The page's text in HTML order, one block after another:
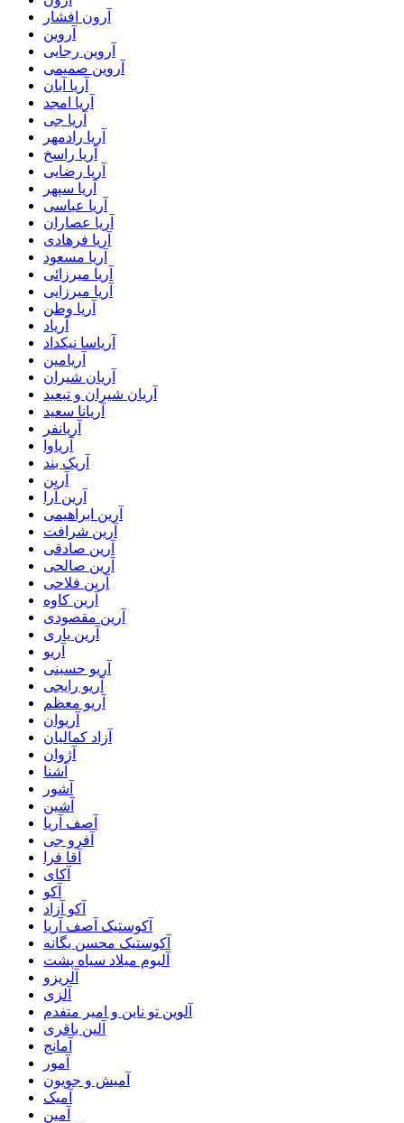
آرون افشار
آروین
آروین رجایی
آروین صمیمی
آریا آبان
آریا امجد
آریا جی
آریا رادمهر
آریا راسخ
آریا رضایی
آریا سپهر
آریا عباسی
آریا عصاران
آریا فرهادی
آریا مسعود
آریا میرزائی
آریا میرزایی
آریا وطن
آریاد
آریاسا نیکداد
آریامین
آریان شیران
آریان شیران و تبعید
آریانا سعید
آریانفر
آریاوا
آریک بند
آرین
آرین آرا
آرین ابراهیمی
آرین شرافت
آرین صادقی
آرین صالحی
آرین فلاحی
آرین کاوه
آرین مقصودی
آرین یاری
آریو
آریو حسینی
آریو رایجی
آریو معظم
آریوان
آزاد کمالیان
آژوان
آشنا
آشور
آشین
آصف آریا
آفرو جی
آقا فرا
آکای
آکو
آکو آزاد
آکوستیک آصف آریا
آکوستیک محسن یگانه
آلبوم میلاد سیاه پشت
آلریزو
آلزی
آلوین تو ناین و امیر متفدم
آلین باقری
آمانج
آمور
آمیش و جویون
آمیک
آمین